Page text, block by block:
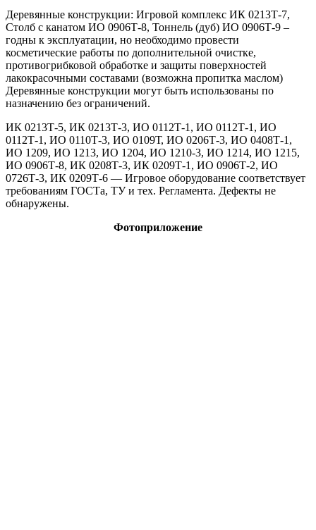
Деревянные конструкции: Игровой комплекс ИК 0213Т-7,
Столб с канатом ИО 0906Т-8, Тоннель (дуб) ИО 0906Т-9 –
годны к эксплуатации, но необходимо провести
косметические работы по дополнительной очистке,
противогрибковой обработке и защиты поверхностей
лакокрасочными составами (возможна пропитка маслом)
Деревянные конструкции могут быть использованы по
назначению без ограничений.
ИК 0213Т-5, ИК 0213Т-3, ИО 0112Т-1, ИО 0112Т-1, ИО
0112Т-1, ИО 0110Т-3, ИО 0109Т, ИО 0206Т-3, ИО 0408Т-1,
ИО 1209, ИО 1213, ИО 1204, ИО 1210-3, ИО 1214, ИО 1215,
ИО 0906Т-8, ИК 0208Т-3, ИК 0209Т-1, ИО 0906Т-2, ИО
0726Т-3, ИК 0209Т-6 — Игровое оборудование соответствует
требованиям ГОСТа, ТУ и тех. Регламента. Дефекты не
обнаружены.
Фотоприложение